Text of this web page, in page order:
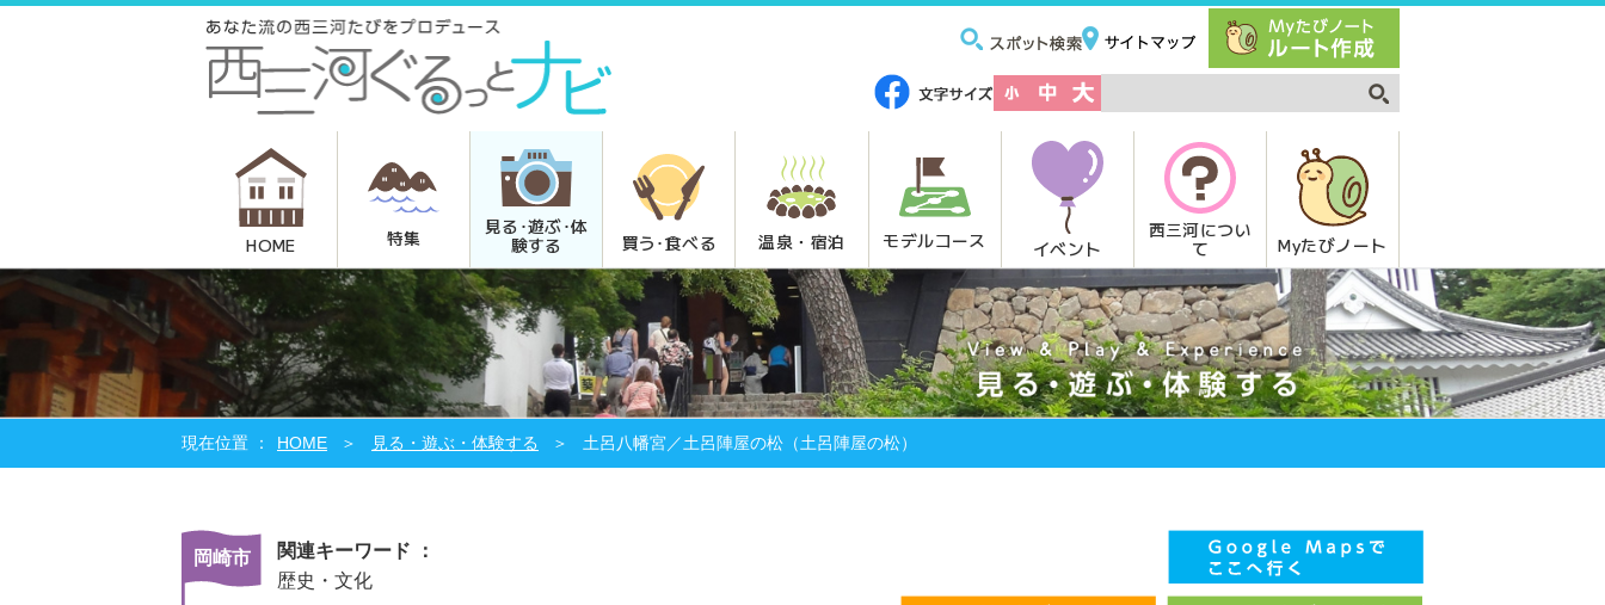
HOME 特集
見る･遊ぶ･体
験する
買う･食べる 温泉・宿泊 モデルコース イベント
西三河につい
て
Myたびノート
HOME 見る・遊ぶ・体験する 土呂八幡宮／土呂陣屋の松（土呂陣屋の松）
岡崎市
関連キーワード ：
歴史・文化